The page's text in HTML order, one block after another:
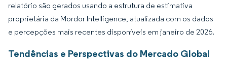
relatório são gerados usando a estrutura de estimativa
proprietária da Mordor Intelligence, atualizada com os dados
e percepções mais recentes disponíveis em janeiro de 2026.
Tendências e Perspectivas do Mercado Global